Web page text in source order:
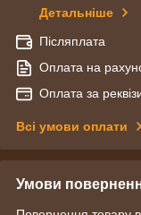
Детальніше
Післяплата
Оплата на
Оплата за
Всі умови оплати
Умови